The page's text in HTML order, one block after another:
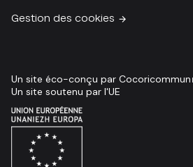
Gestion des cookies
Un site soutenu par l'UE
Un site éco-conçu par Cocoricommun